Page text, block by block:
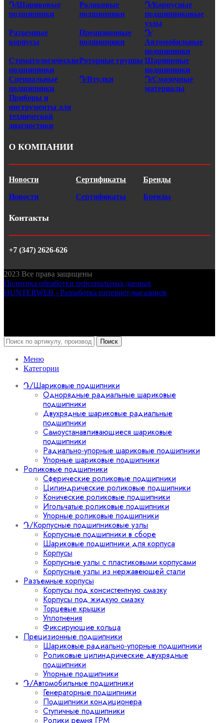
Դ/Шариковые
подшипники
Роликовые
подшипники
Դ/Корпусные
подшипниковые
узлы
Разъемные
корпусы
Прецизионные
подшипники
Դ/
Автомобильные
подшипники
Стоматологические
подшипники
Роторные группы Шарнирные
подшипники
Специальные
подшипники
Դ/Втулки
Դ/Смазочные
материалы
Приборы и
инструменты для
технической
диагностики
О КОМПАНИИ
Новости Сертификаты Бренды
Новости Сертификаты Бренды
Контакты
+7 (347) 2626-626
2023 Все права защищены
Политика обработки персональных данных
HUNTERWEB - Разработка интернет-магазинов
Поиск
Меню
Категории
Դ/Шариковые подшипники
Однорядные радиальные шариковые
подшипники
Двухрядные шариковые радиальные
подшипники
Самоустанавливающиеся шариковые
подшипники
Радиально-упорные шариковые подшипники
Упорные шариковые подшипники
Роликовые подшипники
Сферические роликовые подшипники
Цилиндрические роликовые подшипники
Конические роликовые подшипники
Игольчатые роликовые подшипники
Упорные роликовые подшипники
Դ/Корпусные подшипниковые узлы
Корпусные подшипники в сборе
Шариковые подшипники для корпуса
Корпусы
Корпусные узлы с пластиковыми корпусами
Корпусные узлы из нержавеющей стали
Разъемные корпусы
Корпусы под консистентную смазку
Корпусы под жидкую смазку
Торцевые крышки
Уплотнения
Фиксирующие кольца
Прецизионные подшипники
Шариковые радиально-упорные подшипники
Роликовые цилиндрические двухрядные
подшипники
Упорные подшипники
Դ/Автомобильные подшипники
Генераторные подшипники
Подшипники кондиционера
Ступичные подшипники
Ролики ремня ГРМ